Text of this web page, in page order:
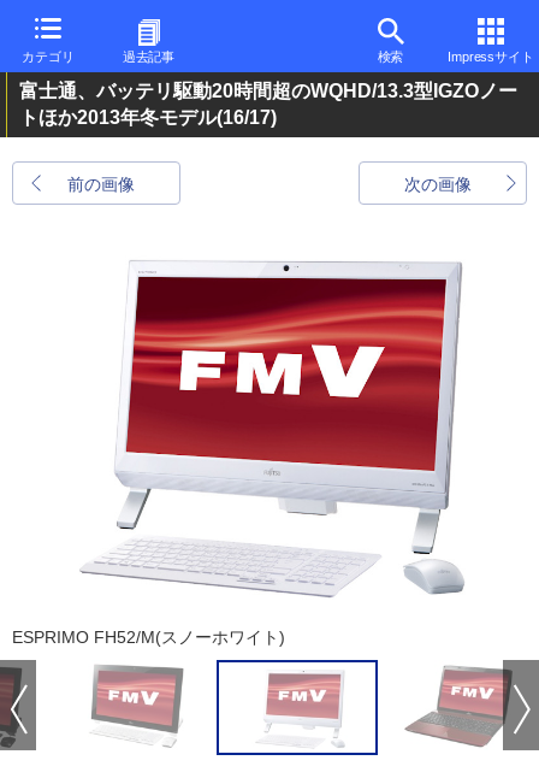
カテゴリ 過去記事 検索 Impressサイト
富士通、バッテリ駆動20時間超のWQHD/13.3型IGZOノー
トほか2013年冬モデル(16/17)
前の画像 次の画像
ESPRIMO FH52/M(スノーホワイト)